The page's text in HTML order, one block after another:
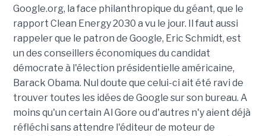
Google.org, la face philanthropique du géant, que le
rapport Clean Energy 2030 a vu le jour. Il faut aussi
rappeler que le patron de Google, Eric Schmidt, est
un des conseillers économiques du candidat
démocrate à l'élection présidentielle américaine,
Barack Obama. Nul doute que celui-ci ait été ravi de
trouver toutes les idées de Google sur son bureau. A
moins qu'un certain Al Gore ou d'autres n'y aient déjà
réfléchi sans attendre l'éditeur de moteur de